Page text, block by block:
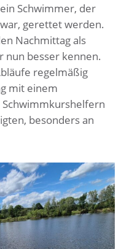
Schwimmer, der
gerettet werden.
Nachmittag als
nun besser kennen.
regelmäßig
mit einem
besonders an